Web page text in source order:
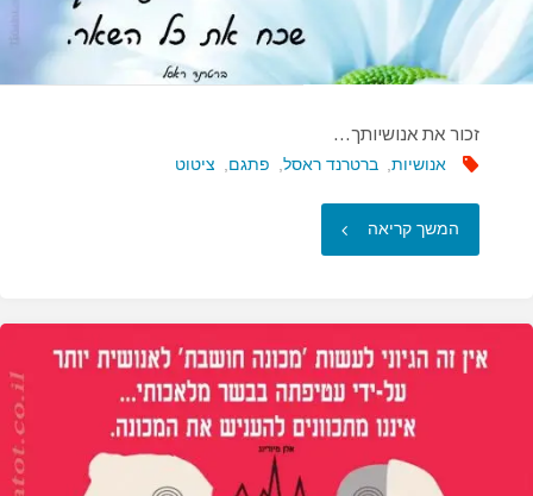
שהטכנולוגיה…"
זכור את אנושיותך…
אנושיות, ברטרנד ראסל, פתגם, ציטוט
המשך קריאה "זכור
אנושיותך…"